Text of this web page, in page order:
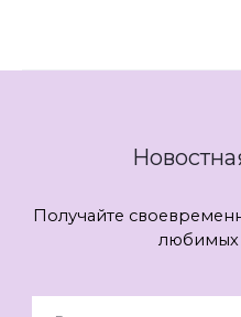
Получайте
любимых